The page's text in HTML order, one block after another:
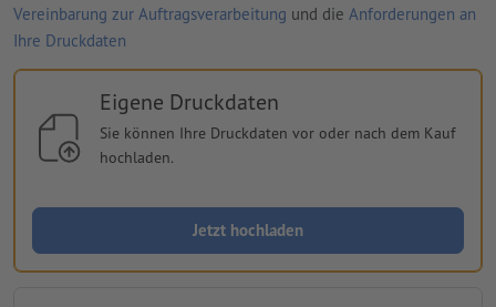
Vereinbarung zur Auftragsverarbeitung und die Anforderungen an
Ihre Druckdaten
Eigene Druckdaten
Sie können Ihre Druckdaten vor oder nach dem Kauf
hochladen.
Jetzt hochladen